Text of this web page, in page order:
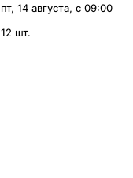
пт, 14 августа, с 09:00
12 шт.